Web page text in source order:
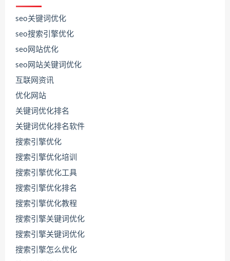
seo关键词优化
seo搜索引擎优化
seo网站优化
seo网站关键词优化
互联网资讯
优化网站
关键词优化排名
关键词优化排名软件
搜索引擎优化
搜索引擎优化培训
搜索引擎优化工具
搜索引擎优化排名
搜索引擎优化教程
搜索引擎关键词优化
搜索引擎关键词优化
搜索引擎怎么优化